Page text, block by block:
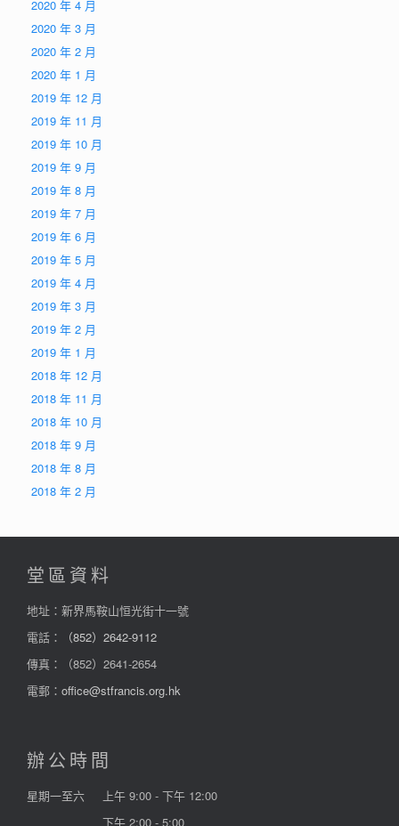
2020 年 4 月
2020 年 3 月
2020 年 2 月
2020 年 1 月
2019 年 12 月
2019 年 11 月
2019 年 10 月
2019 年 9 月
2019 年 8 月
2019 年 7 月
2019 年 6 月
2019 年 5 月
2019 年 4 月
2019 年 3 月
2019 年 2 月
2019 年 1 月
2018 年 12 月
2018 年 11 月
2018 年 10 月
2018 年 9 月
2018 年 8 月
2018 年 2 月
堂區資料
地址：新界馬鞍山恒光街十一號
電話：
（852）2642-9112
傳真：（852）2641-2654
電郵： office@stfrancis.org.hk
辦公時間
星期一至六
上午 9:00 - 下午 12:00
下午 2:00 - 5:00